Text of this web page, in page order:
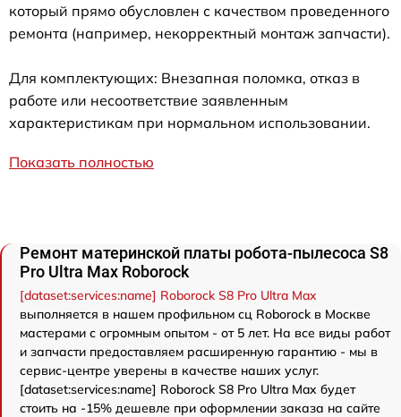
который прямо обусловлен с качеством проведенного
ремонта (например, некорректный монтаж запчасти).
Для комплектующих: Внезапная поломка, отказ в
работе или несоответствие заявленным
характеристикам при нормальном использовании.
Показать полностью
Ремонт материнской платы робота-пылесоса S8
Pro Ultra Max Roborock
[dataset:services:name] Roborock S8 Pro Ultra Max
выполняется в нашем профильном сц Roborock в Москве
мастерами с огромным опытом - от 5 лет. На все виды работ
и запчасти предоставляем расширенную гарантию - мы в
сервис-центре уверены в качестве наших услуг.
[dataset:services:name] Roborock S8 Pro Ultra Max будет
стоить на -15% дешевле при оформлении заказа на сайте